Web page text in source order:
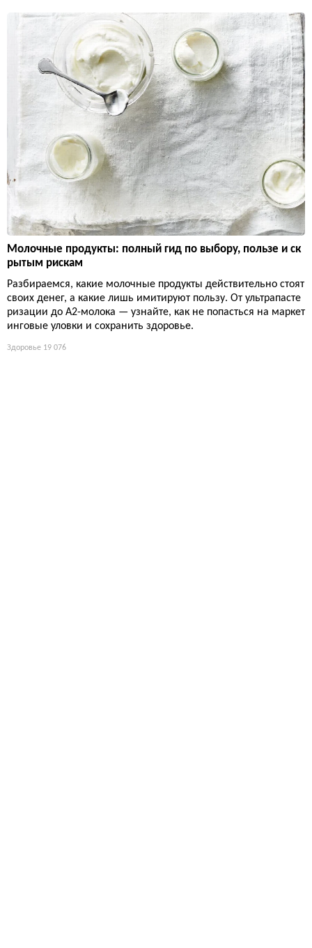
Молочные продукты: полный гид по выбору, пользе и ск
рытым рискам
Разбираемся, какие молочные продукты действительно стоят
своих денег, а какие лишь имитируют пользу. От ультрапасте
ризации до А2-молока — узнайте, как не попасться на маркет
инговые уловки и сохранить здоровье.
Здоровье 19 076